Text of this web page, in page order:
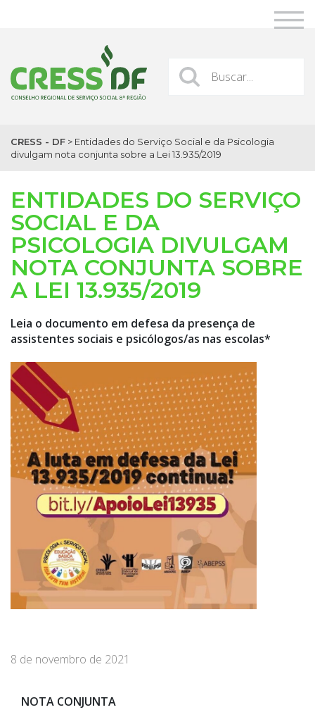
CRESS - DF > Entidades do Serviço Social e da Psicologia
divulgam nota conjunta sobre a Lei 13.935/2019
ENTIDADES DO SERVIÇO
SOCIAL E DA
PSICOLOGIA DIVULGAM
NOTA CONJUNTA SOBRE
A LEI 13.935/2019
Leia o documento em defesa da presença de
assistentes sociais e psicólogos/as nas escolas*
8 de novembro de 2021
NOTA CONJUNTA